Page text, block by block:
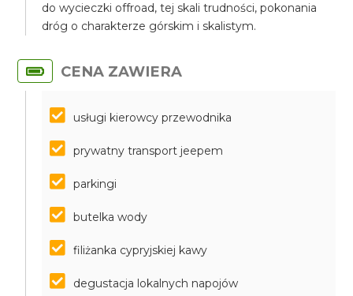
do wycieczki offroad, tej skali trudności, pokonania
dróg o charakterze górskim i skalistym.
CENA ZAWIERA
usługi kierowcy przewodnika
prywatny transport jeepem
parkingi
butelka wody
filiżanka cypryjskiej kawy
degustacja lokalnych napojów